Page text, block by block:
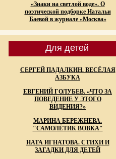
«Знаки на светлой воде». О
поэтической подборке Натальи
Баевой в журнале «Москва»
Для детей
СЕРГЕЙ ПАДАЛКИН. ВЕСЁЛАЯ
АЗБУКА
ЕВГЕНИЙ ГОЛУБЕВ. «ЧТО ЗА
ПОВЕДЕНИЕ У ЭТОГО
ВИДЕНИЯ?»
МАРИНА БЕРЕЖНЕВА.
"САМОЛЁТИК ВОВКА"
НАТА ИГНАТОВА. СТИХИ И
ЗАГАДКИ ДЛЯ ДЕТЕЙ